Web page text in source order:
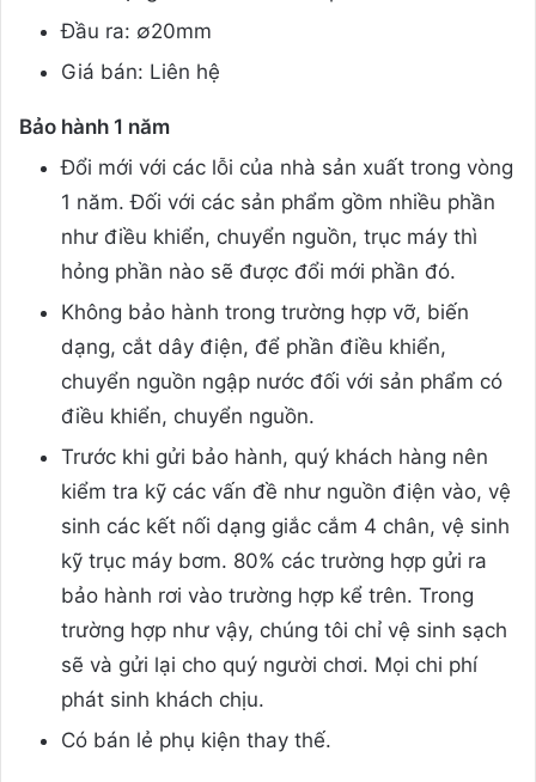
Đầu ra: ∅20mm
Giá bán: Liên hệ
Bảo hành 1 năm
Đổi mới với các lỗi của nhà sản xuất trong vòng
1 năm. Đối với các sản phẩm gồm nhiều phần
như điều khiển, chuyển nguồn, trục máy thì
hỏng phần nào sẽ được đổi mới phần đó.
Không bảo hành trong trường hợp vỡ, biến
dạng, cắt dây điện, để phần điều khiển,
chuyển nguồn ngập nước đối với sản phẩm có
điều khiển, chuyển nguồn.
Trước khi gửi bảo hành, quý khách hàng nên
kiểm tra kỹ các vấn đề như nguồn điện vào, vệ
sinh các kết nối dạng giắc cắm 4 chân, vệ sinh
kỹ trục máy bơm. 80% các trường hợp gửi ra
bảo hành rơi vào trường hợp kể trên. Trong
trường hợp như vậy, chúng tôi chỉ vệ sinh sạch
sẽ và gửi lại cho quý người chơi. Mọi chi phí
phát sinh khách chịu.
Có bán lẻ phụ kiện thay thế.